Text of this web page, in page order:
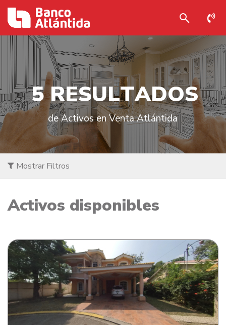
5 RESULTADOS
de Activos en Venta Atlántida
Mostrar Filtros
Activos disponibles
Casa de habitación en Residencial Quinta El Dorado